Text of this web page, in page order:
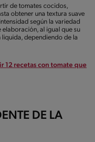
de tomates cocidos,
obtener una textura suave
según la variedad
al igual que su
liquida, dependiendo de la
12 recetas con tomate que
DE LA